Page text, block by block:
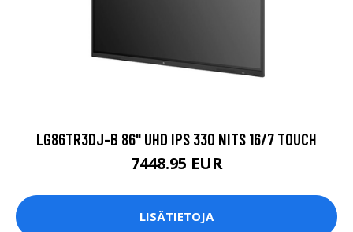
LG86TR3DJ-B 86" UHD IPS 330 NITS 16/7 TOUCH
7448.95 EUR
LISÄTIETOJA